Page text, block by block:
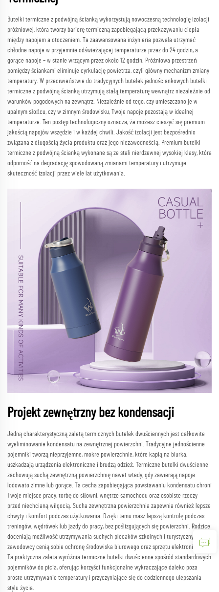
Butelki termiczne z podwójną ścianką wykorzystują nowoczesną technologię izolacji
próżniowej, która tworzy barierę termiczną zapobiegającą przekazywaniu ciepła
między napojem a otoczeniem. Ta zaawansowana inżynieria pozwala utrzymać
chłodne napoje w przyjemnie odświeżającej temperaturze przez do 24 godzin, a
gorące napoje – w stanie wrzącym przez około 12 godzin. Próżniowa przestrzeń
pomiędzy ściankami eliminuje cyrkulację powietrza, czyli główny mechanizm zmiany
temperatury. W przeciwieństwie do tradycyjnych butelek jednościankowych butelki
termiczne z podwójną ścianką utrzymują stałą temperaturę wewnątrz niezależnie od
warunków pogodowych na zewnątrz. Niezależnie od tego, czy umieszczono je w
upalnym słońcu, czy w zimnym środowisku, Twoje napoje pozostają w idealnej
temperaturze. Ten postęp technologiczny oznacza, że możesz cieszyć się premium
jakością napojów wszędzie i w każdej chwili. Jakość izolacji jest bezpośrednio
związana z długością życia produktu oraz jego niezawodnością. Premium butelki
termiczne z podwójną ścianką wykonane są ze stali nierdzewnej wysokiej klasy, która
odporność na degradację spowodowaną zmianami temperatury i utrzymuje
skuteczność izolacji przez wiele lat użytkowania.
Projekt zewnętrzny bez kondensacji
Jedną charakterystyczną zaletą termicznych butelek dwuściennych jest całkowite
wyeliminowanie kondensatu na zewnętrznej powierzchni. Tradycyjne jednościenne
pojemniki tworzą nieprzyjemne, mokre powierzchnie, które kapią na biurka,
uszkadzają urządzenia elektroniczne i brudzą odzież. Termiczne butelki dwuścienne
zachowują suchą zewnętrzną powierzchnię nawet wtedy, gdy zawierają napoje
lodowato zimne lub gorące. Ta cecha zapobiegająca powstawaniu kondensatu chroni
Twoje miejsce pracy, torbę do siłowni, wnętrze samochodu oraz osobiste rzeczy
przed niechcianą wilgocią. Sucha zewnętrzna powierzchnia zapewnia również lepsze
chwyty i komfort podczas użytkowania. Dzięki temu masz lepszą kontrolę podczas
treningów, wędrówek lub jazdy do pracy, bez poślizgujących się powierzchni. Rodzice
doceniają możliwość utrzymywania suchych plecaków szkolnych i turystycznych, a
zawodowcy cenią sobie ochronę środowiska biurowego oraz sprzętu elektronicznego.
Ta praktyczna zaleta wyróżnia termiczne butelki dwuścienne spośród standardowych
pojemników do picia, oferując korzyści funkcjonalne wykraczające daleko poza
proste utrzymywanie temperatury i przyczyniające się do codziennego ulepszania
stylu życia.